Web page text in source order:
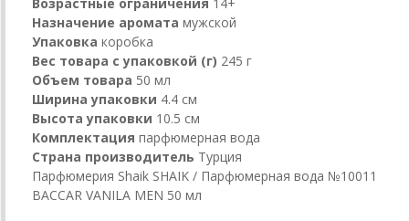
Назначение аромата мужской
Упаковка коробка
Вес товара с упаковкой (г) 245 г
Объем товара 50 мл
Ширина упаковки 4.4 см
Высота упаковки 10.5 см
Комплектация парфюмерная вода
Страна производитель Турция
Парфюмерия Shaik SHAIK / Парфюмерная вода №10011
BACCAR VANILA MEN 50 мл